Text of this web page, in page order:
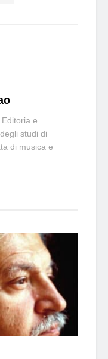
e
studi di
di musica e